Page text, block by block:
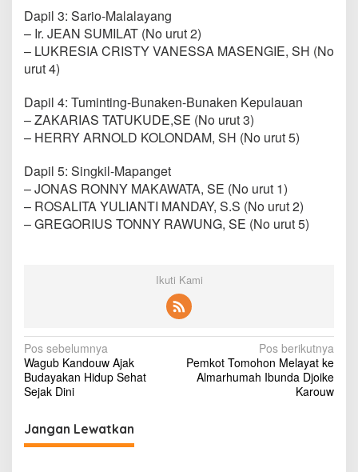
Dapil 3: Sario-Malalayang
– Ir. JEAN SUMILAT (No urut 2)
– LUKRESIA CRISTY VANESSA MASENGIE, SH (No
urut 4)
Dapil 4: Tuminting-Bunaken-Bunaken Kepulauan
– ZAKARIAS TATUKUDE,SE (No urut 3)
– HERRY ARNOLD KOLONDAM, SH (No urut 5)
Dapil 5: Singkil-Mapanget
– JONAS RONNY MAKAWATA, SE (No urut 1)
– ROSALITA YULIANTI MANDAY, S.S (No urut 2)
– GREGORIUS TONNY RAWUNG, SE (No urut 5)
Ikuti Kami
N
a
v
i
g
Pos sebelumnya
Wagub Kandouw Ajak
Budayakan Hidup Sehat
Sejak Dini
Pos berikutnya
Pemkot Tomohon Melayat ke
Almarhumah Ibunda Djoike
Karouw
Jangan Lewatkan